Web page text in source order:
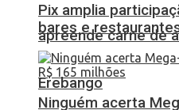
apreende carne de
Erebango
Pix amplia
bares e
Ninguém acerta